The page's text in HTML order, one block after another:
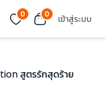
0 0 เข้าสู่ระบบ
สูตรรักสุดร้าย